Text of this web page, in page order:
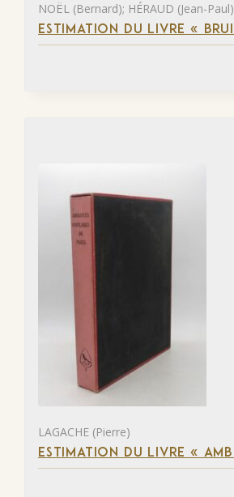
NOËL (Bernard); HÉRAUD (Jean-Paul)
ESTIMATION DU LIVRE «
LAGACHE (Pierre)
ESTIMATION DU LIVRE «